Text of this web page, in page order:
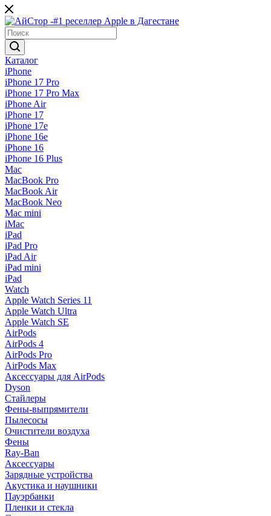
Каталог
iPhone
iPhone 17 Pro
iPhone 17 Pro Max
iPhone Air
iPhone 17
iPhone 17e
iPhone 16e
iPhone 16
iPhone 16 Plus
Mac
MacBook Pro
MacBook Air
MacBook Neo
Mac mini
iMac
iPad
iPad Pro
iPad Air
iPad mini
iPad
Watch
Apple Watch Series 11
Apple Watch Ultra
Apple Watch SE
AirPods
AirPods 4
AirPods Pro
AirPods Max
Аксессуары для AirPods
Dyson
Стайлеры
Фены-выпрямители
Пылесосы
Очистители воздуха
Фены
Ray-Ban
Аксессуары
Зарядные устройства
Акустика и наушники
Пауэрбанки
Пленки и стекла